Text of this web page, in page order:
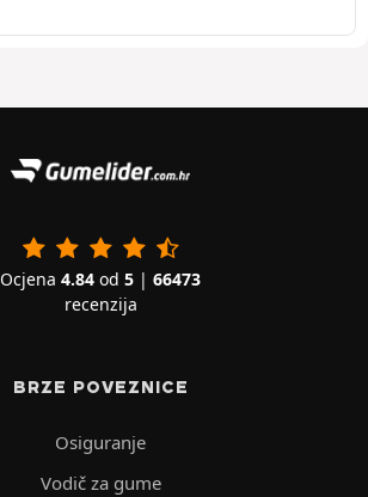
Ocjena 4.84 od 5 | 66473
recenzija
BRZE POVEZNICE
Osiguranje
Vodič za gume